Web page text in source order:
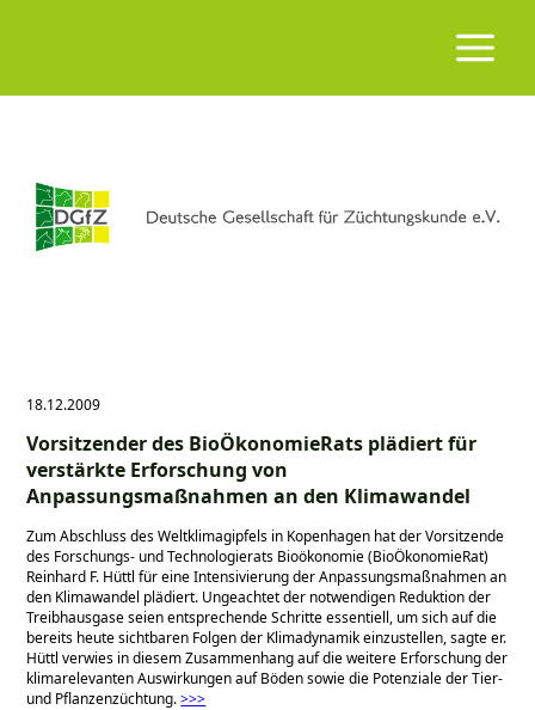
18.12.2009
Vorsitzender des BioÖkonomieRats plädiert für
verstärkte Erforschung von
Anpassungsmaßnahmen an den Klimawandel
Zum Abschluss des Weltklimagipfels in Kopenhagen hat der Vorsitzende
des Forschungs- und Technologierats Bioökonomie (BioÖkonomieRat)
Reinhard F. Hüttl für eine Intensivierung der Anpassungsmaßnahmen an
den Klimawandel plädiert. Ungeachtet der notwendigen Reduktion der
Treibhausgase seien entsprechende Schritte essentiell, um sich auf die
bereits heute sichtbaren Folgen der Klimadynamik einzustellen, sagte er.
Hüttl verwies in diesem Zusammenhang auf die weitere Erforschung der
klimarelevanten Auswirkungen auf Böden sowie die Potenziale der Tier-
und Pflanzenzüchtung.>>>